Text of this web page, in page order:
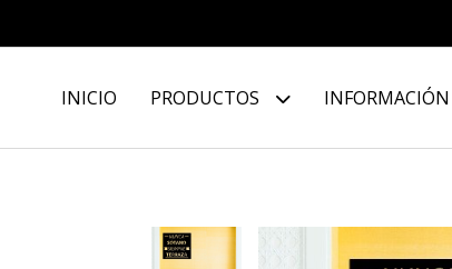
INICIO PRODUCTOS INFORMACIÓN